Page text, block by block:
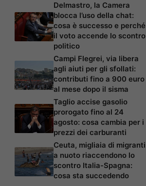
Delmastro, la Camera
blocca l’uso della chat:
cosa è successo e perché
il voto accende lo scontro
politico
Campi Flegrei, via libera
agli aiuti per gli sfollati:
contributi fino a 900 euro
al mese dopo il sisma
Taglio accise gasolio
prorogato fino al 24
agosto: cosa cambia per i
prezzi dei carburanti
Ceuta, migliaia di migranti
a nuoto riaccendono lo
scontro Italia-Spagna:
cosa sta succedendo